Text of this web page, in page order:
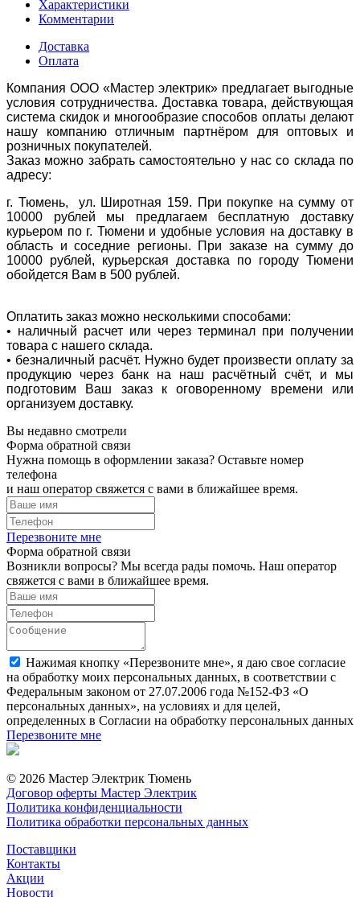
Характеристики
Комментарии
Доставка
Оплата
Компания ООО «Мастер электрик» предлагает выгодные
условия сотрудничества. Доставка товара, действующая
система скидок и многообразие способов оплаты делают
нашу компанию отличным партнёром для оптовых и
розничных покупателей.
Заказ можно забрать самостоятельно у нас со склада по
адресу:
г. Тюмень, ул. Широтная 159. При покупке на сумму от
10000 рублей мы предлагаем бесплатную доставку
курьером по г. Тюмени и удобные условия на доставку в
область и соседние регионы. При заказе на сумму до
10000 рублей, курьерская доставка по городу Тюмени
обойдется Вам в 500 рублей.
Оплатить заказ можно несколькими способами:
• наличный расчет или через терминал при получении
товара с нашего склада.
• безналичный расчёт. Нужно будет произвести оплату за
продукцию через банк на наш расчётный счёт, и мы
подготовим Ваш заказ к оговоренному времени или
организуем доставку.
Вы недавно смотрели
Форма обратной связи
Нужна помощь в оформлении заказа? Оставьте номер
телефона
и наш оператор свяжется с вами в ближайшее время.
Перезвоните мне
Форма обратной связи
Возникли вопросы? Мы всегда рады помочь. Наш оператор
свяжется с вами в ближайшее время.
Нажимая кнопку «Перезвоните мне», я даю свое согласие
на обработку моих персональных данных, в соответствии с
Федеральным законом от 27.07.2006 года №152-ФЗ «О
персональных данных», на условиях и для целей,
определенных в Согласии на обработку персональных данных
Перезвоните мне
© 2026 Мастер Электрик Тюмень
Договор оферты Мастер Электрик
Политика конфиденциальности
Политика обработки персональных данных
Поставщики
Контакты
Акции
Новости